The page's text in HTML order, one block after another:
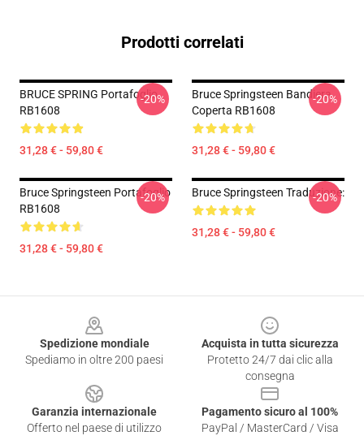
Prodotti correlati
BRUCE SPRING Portafoglio
RB1608
31,28 € - 59,80 €
-20%
Bruce Springsteen Bandiera
Coperta RB1608
31,28 € - 59,80 €
-20%
Bruce Springsteen Portafoglio
RB1608
31,28 € - 59,80 €
-20% Bruce Springsteen Traduzione:
31,28 € - 59,80 €
-20%
Spedizione mondiale
Spediamo in oltre 200 paesi
Acquista in tutta sicurezza
Protetto 24/7 dai clic alla
consegna
Garanzia internazionale
Offerto nel paese di utilizzo
Pagamento sicuro al 100%
PayPal / MasterCard / Visa